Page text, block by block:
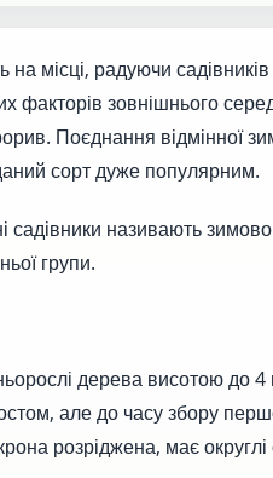
на місці, радуючи
факторів зовнішнього
Поєднання відмінної
сорт дуже популярним.
садівники називають
групи.
дерева висотою до 4
але до часу збору
розріджена, має